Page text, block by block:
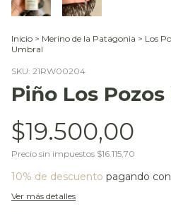
Inicio > Merino de la Patagonia > Los
Umbral
SKU: 21RW00204
Piño Los
$19.500,00
Precio sin impuestos $16.115,70
10% de descuento pagando
Ver más detalles